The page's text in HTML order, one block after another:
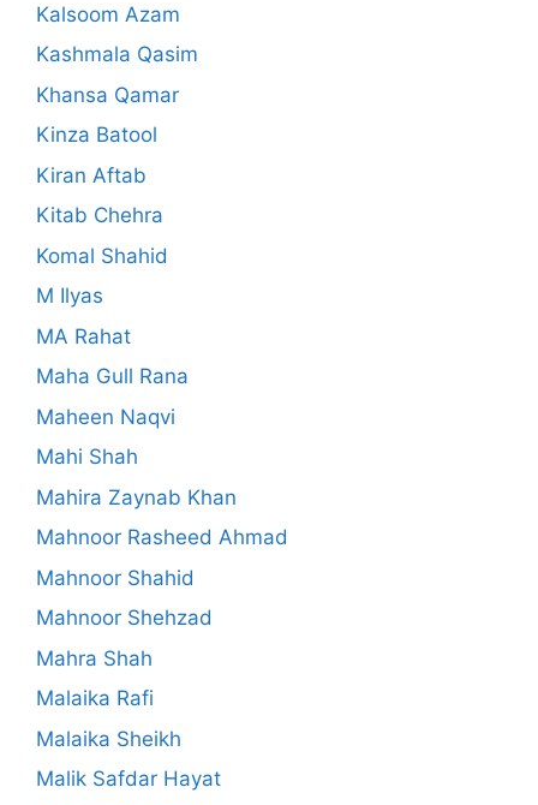
Kalsoom Azam
Kashmala Qasim
Khansa Qamar
Kinza Batool
Kiran Aftab
Kitab Chehra
Komal Shahid
M Ilyas
MA Rahat
Maha Gull Rana
Maheen Naqvi
Mahi Shah
Mahira Zaynab Khan
Mahnoor Rasheed Ahmad
Mahnoor Shahid
Mahnoor Shehzad
Mahra Shah
Malaika Rafi
Malaika Sheikh
Malik Safdar Hayat